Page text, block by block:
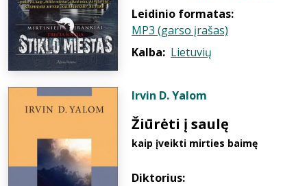
Leidinio formatas:
MP3 (garso įrašas)
Kalba: Lietuvių
Irvin D. Yalom
Žiūrėti į saulę
kaip įveikti mirties baimę
Diktorius: